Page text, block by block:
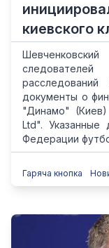
киевского
документы о
"Динамо"
Ltd". Указанные
Федерации
Гаряча кнопка